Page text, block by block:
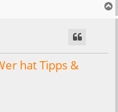
hat Tipps &